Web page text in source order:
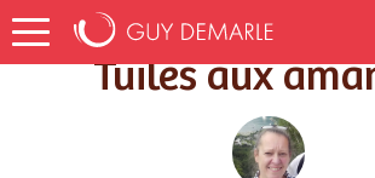
Accueil Recettes Tuiles aux amandes
Tuiles aux